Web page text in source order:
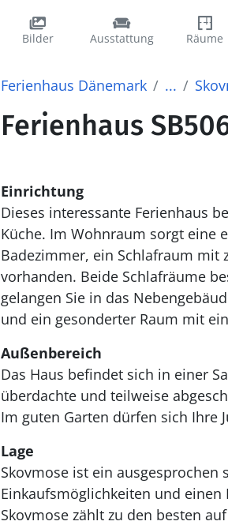
Bilder Ausstattung Räume
Ferienhaus Dänemark ...
Ferienhaus
Einrichtung
Dieses interessante Ferienhaus
Küche. Im Wohnraum sorgt eine
Badezimmer, ein Schlafraum mit
vorhanden. Beide Schlafräume
gelangen Sie in das
und ein gesonderter Raum mit
Außenbereich
Das Haus befindet sich in einer
überdachte und teilweise
Im guten Garten dürfen sich Ihre
Lage
Skovmose ist ein ausgesprochen
Einkaufsmöglichkeiten und
Skovmose zählt zu den besten